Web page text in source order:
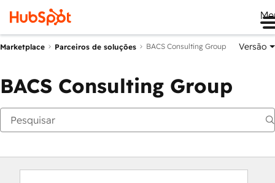
Marketplace Parceiros de soluções BACS Consulting Group Versão
BACS Consulting Group